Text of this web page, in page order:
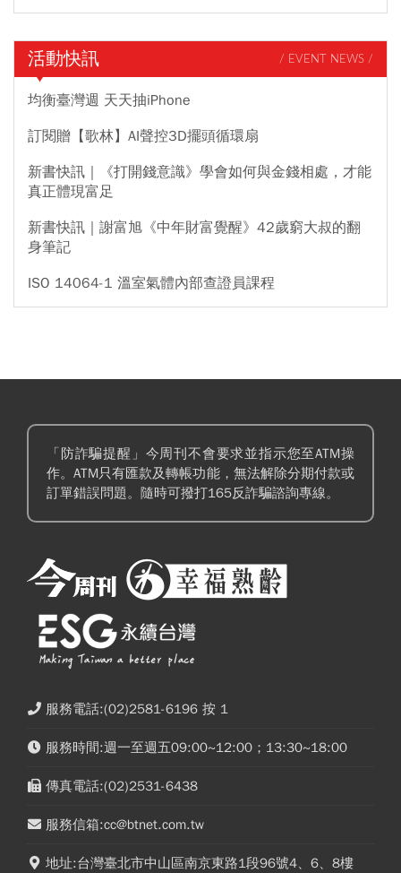
活動快訊 / EVENT NEWS /
均衡臺灣週 天天抽iPhone
訂閱贈【歌林】AI聲控3D擺頭循環扇
新書快訊｜《打開錢意識》學會如何與金錢相處，才能
真正體現富足
新書快訊｜謝富旭《中年財富覺醒》42歲窮大叔的翻
身筆記
ISO 14064-1 溫室氣體內部查證員課程
「防詐騙提醒」今周刊不會要求並指示您至ATM操
作。ATM只有匯款及轉帳功能，無法解除分期付款或
訂單錯誤問題。隨時可撥打165反詐騙諮詢專線。
服務電話:(02)2581-6196 按 1
服務時間:週一至週五09:00~12:00；13:30~18:00
傳真電話:(02)2531-6438
服務信箱:cc@btnet.com.tw
地址:台灣臺北市中山區南京東路1段96號4、6、8樓